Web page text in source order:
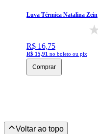
Luva Térmica Natalina Zein
R$ 16,75
R$ 15,91 no boleto ou pix
Comprar